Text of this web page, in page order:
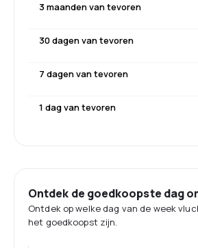
3 maanden van tevoren
30 dagen van tevoren
7 dagen van tevoren
1 dag van tevoren
Ontdek de goedkoopste dag
Ontdek op welke dag van de week
het goedkoopst zijn.